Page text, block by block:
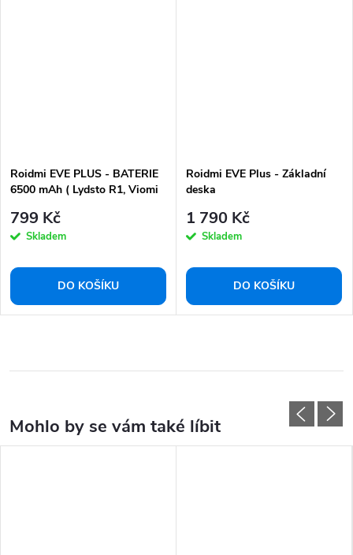
Roidmi EVE PLUS - BATERIE
6500 mAh ( Lydsto R1, Viomi
799 Kč
Skladem
DO KOŠÍKU
Roidmi EVE Plus - Základní
deska
1 790 Kč
Skladem
DO KOŠÍKU